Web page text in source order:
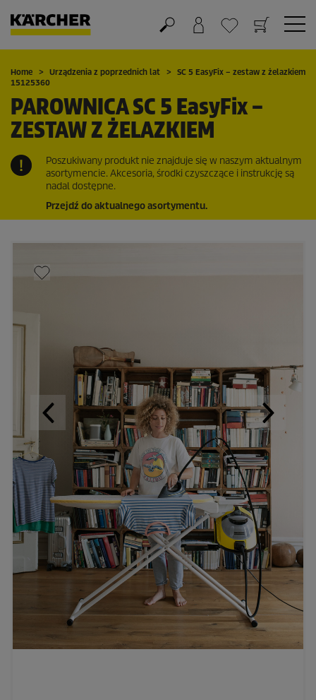
Koszyk
Lista życzeń
Home Urządzenia z poprzednich lat SC 5 EasyFix – zestaw z żelazkiem
15125360
PAROWNICA SC 5 EasyFix–
ZESTAW Z ŻELAZKIEM
Poszukiwany produkt nie znajduje się w naszym aktualnym
asortymencie. Akcesoria, środki czyszczące i instrukcję są
nadal dostępne.
Przejdź do aktualnego asortymentu.